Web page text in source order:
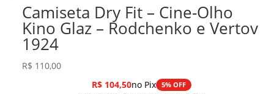
Camiseta Dry Fit – Cine-Olho
Kino Glaz – Rodchenko e Vertov
1924
R$ 110,00
R$104,50no Pix 5% OFF